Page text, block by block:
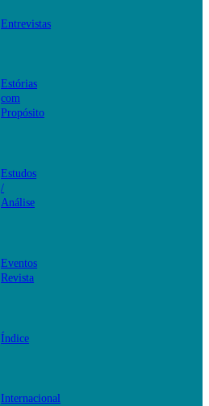
Entrevistas
Estórias
com
Propósito
Estudos
/
Análise
Eventos
Revista
Índice
Internacional